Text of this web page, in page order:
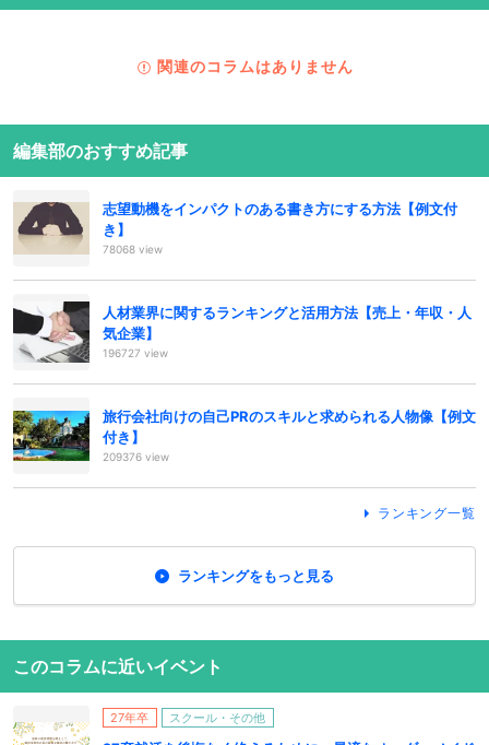
関連のコラムはありません
編集部のおすすめ記事
志望動機をインパクトのある書き方にする方法【例文付
き】
78068 view
人材業界に関するランキングと活用方法【売上・年収・人
気企業】
196727 view
旅行会社向けの自己PRのスキルと求められる人物像【例文
付き】
209376 view
ランキング一覧
ランキングをもっと見る
このコラムに近いイベント
27年卒 スクール・その他